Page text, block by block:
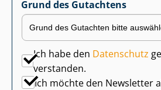
Grund des Gutachtens
Ich habe den Datenschutz
verstanden.
Ich möchte den Newsletter